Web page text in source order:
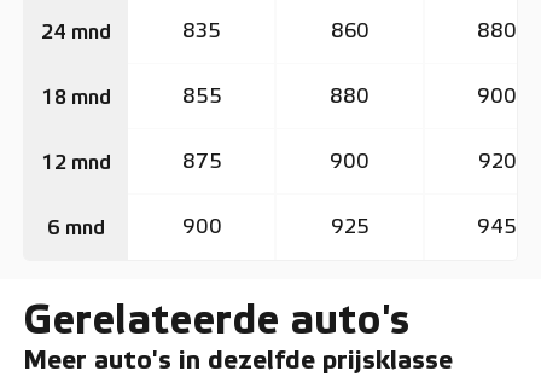
24 mnd
18 mnd
12 mnd
6 mnd
835 860 880
855 880 900
875 900 920
900 925 945
Gerelateerde auto's
Meer auto's in dezelfde prijsklasse